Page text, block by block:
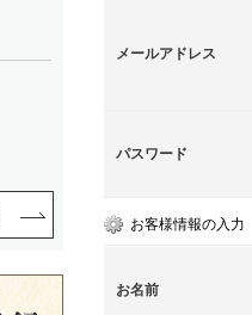
メールアドレス
パスワード
お客様情報の入力
お名前